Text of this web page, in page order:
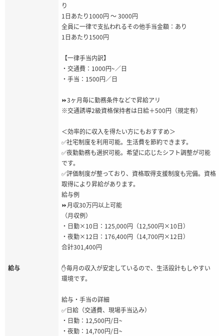
給与
り
1日あたり1000円 〜 3000円
全員に一律で支払われるその他手当金額：あり
1日あたり1500円
【一律手当内訳】
・交通費：1000円~／日
・手当：1500円／日
⏩3ヶ月毎に勤務条件などで昇給アリ
※交通誘導2級資格保持者は日給＋500円（規定有）
＜効率的に収入を得たい方にもおすすめ＞
✅社宅制度を利用可能。生活費を節約できます。
✅夜勤勤務も選択可能。希望に応じたシフト調整が可能
です。
✅評価制度が整っており、資格取得支援制度も完備。資格
取得により昇給があります。
給与例
⏩月収30万円以上可能
（月収例）
・日勤×10日：125,000円（12,500円×10日）
・夜勤×12日：176,400円（14,700円×12日）
合計301,400円
✋毎月の収入が安定しているので、生活設計もしやすい
環境です。
給与・手当の詳細
✅日給（交通費、現場手当込み）
・日勤：12,500円/日~
・夜勤：14,700円/日~